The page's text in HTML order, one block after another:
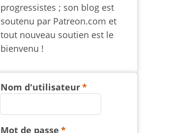
progressistes ; son blog est
soutenu par Patreon.com et
tout nouveau soutien est le
bienvenu !
Nom d'utilisateur
Mot de passe